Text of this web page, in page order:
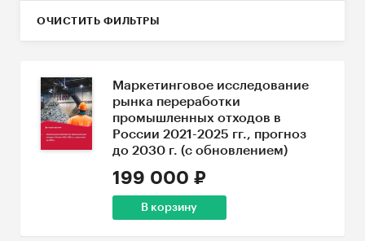
ОЧИСТИТЬ ФИЛЬТРЫ
Маркетинговое исследование
рынка переработки
промышленных отходов в
России 2021-2025 гг., прогноз
до 2030 г. (с обновлением)
199 000 ₽
В корзину